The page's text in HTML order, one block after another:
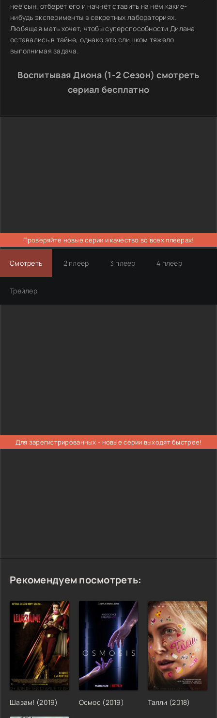
неё сын, отберёт его и начнёт ставить на нём какие-
нибудь эксперименты в секретных лабораториях.
Любящая мать хочет, чтобы суперспособности Дилана
оставались в тайне, однако это слишком тяжело
выполнимая задача.
Воспитывая Диона (1-2 Сезон) смотреть
сериал бесплатно
Проверяйте новые серии и качество во всех плеерах!
Смотреть 2 плеер 3 плеер 4 плеер
Трейлер
Для зарегистрированных - новые серии выходят быстрее!
Рекомендуем посмотреть:
Шазам! (2019) Осмос (2019) Талли (2018)